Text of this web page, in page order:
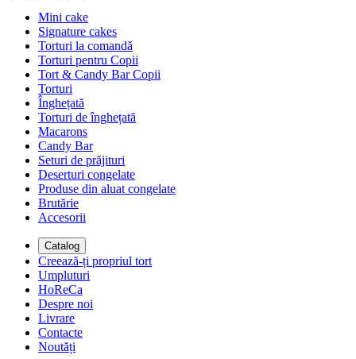
Mini cake
Signature cakes
Torturi la comandă
Torturi pentru Copii
Tort & Candy Bar Copii
Torturi
Înghețată
Torturi de înghețată
Macarons
Candy Bar
Seturi de prăjituri
Deserturi congelate
Produse din aluat congelate
Brutărie
Accesorii
Catalog
Creează-ți propriul tort
Umpluturi
HoReCa
Despre noi
Livrare
Contacte
Noutăți